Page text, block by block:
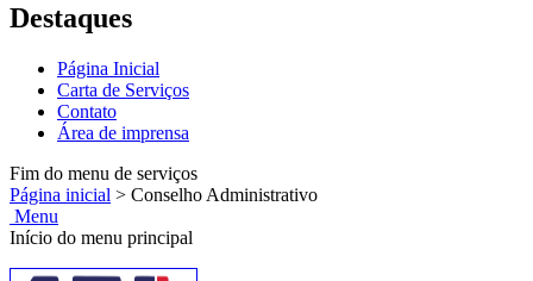
Destaques
Página Inicial
Carta de Serviços
Contato
Área de imprensa
Fim do menu de serviços
Página inicial > Conselho Administrativo
Menu
Início do menu principal